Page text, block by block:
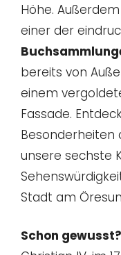
Höhe.
einer der
bereits von
einem
Fassade.
Besonderheiten
unsere sechste
Stadt am
Schon gewusst?